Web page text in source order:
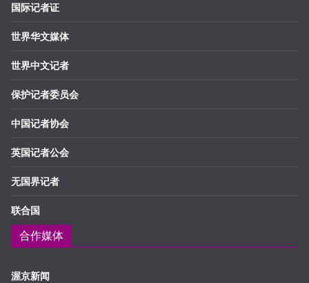
国际记者证
世界华文媒体
世界中文记者
保护记者委员会
中国记者协会
英国记者公会
无国界记者
联合国
合作媒体
渥京新闻